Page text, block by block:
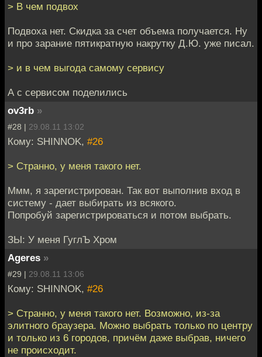
> В чем подвох
Подвоха нет. Скидка за счет объема получается. Ну
и про зарание пятикратную накрутку Д.Ю. уже писал.
> и в чем выгода самому сервису
А с сервисом поделились
ov3rb »
#28 | 29.08.11 13:02
Кому: SHINNOK, #26
> Странно, у меня такого нет.
Ммм, я зарегистрирован. Так вот выполнив вход в
систему - дает выбирать из всякого.
Попробуй зарегистрироваться и потом выбрать.
ЗЫ: У меня ГуглЪ Хром
Ageres »
#29 | 29.08.11 13:06
Кому: SHINNOK, #26
> Странно, у меня такого нет. Возможно, из-за
элитного браузера. Можно выбрать только по центру
и только из 6 городов, причём даже выбрав, ничего
не происходит.